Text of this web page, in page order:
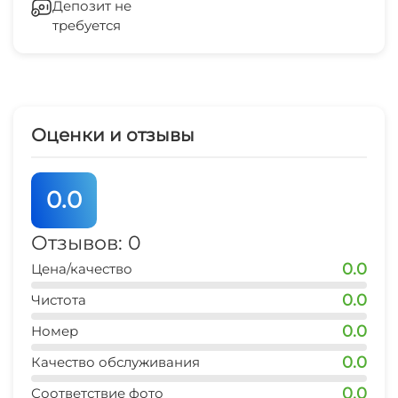
Спа-центр
презентаций
Лифт
Камера хранения
Сейф
Отопление
Конференц-зал
Депозит не
требуется
Оценки и отзывы
0.0
Отзывов: 0
Цена/качество 0.0
Чистота 0.0
Номер 0.0
Качество обслуживания 0.0
Соответствие фото 0.0